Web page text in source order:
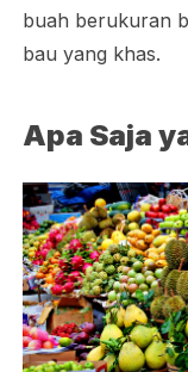
buah berukuran
bau yang khas.
Apa Saja